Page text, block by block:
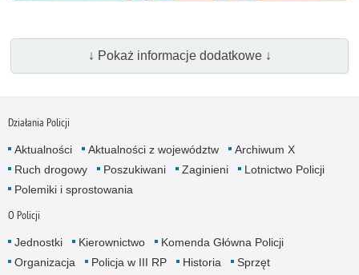
↓ Pokaż informacje dodatkowe ↓
Działania Policji
Aktualności Aktualności z województw
Archiwum X
Ruch drogowy
Poszukiwani Zaginieni
Lotnictwo Policji
Polemiki i sprostowania
O Policji
Jednostki Kierownictwo
Komenda Główna Policji
Organizacja
Policja w III RP Historia
Sprzęt